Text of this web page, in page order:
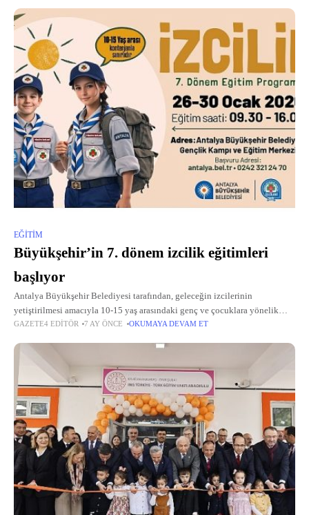
EĞITIM
Büyükşehir’in 7. dönem izcilik eğitimleri
başlıyor
Antalya Büyükşehir Belediyesi tarafından, geleceğin izcilerinin
yetiştirilmesi amacıyla 10-15 yaş arasındaki genç ve çocuklara yönelik
düzenlenen 7.
GAZETE4 EDITÖR 7 AY ÖNCE OKUMAYA DEVAM ET